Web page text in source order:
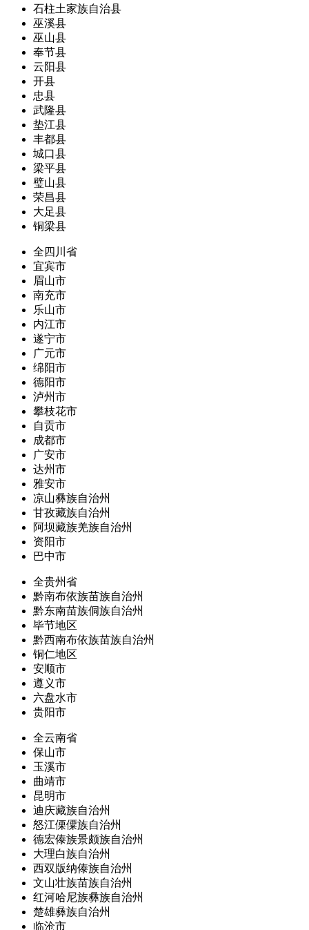
石柱土家族自治县
巫溪县
巫山县
奉节县
云阳县
开县
忠县
武隆县
垫江县
丰都县
城口县
梁平县
璧山县
荣昌县
大足县
铜梁县
全四川省
宜宾市
眉山市
南充市
乐山市
内江市
遂宁市
广元市
绵阳市
德阳市
泸州市
攀枝花市
自贡市
成都市
广安市
达州市
雅安市
凉山彝族自治州
甘孜藏族自治州
阿坝藏族羌族自治州
资阳市
巴中市
全贵州省
黔南布依族苗族自治州
黔东南苗族侗族自治州
毕节地区
黔西南布依族苗族自治州
铜仁地区
安顺市
遵义市
六盘水市
贵阳市
全云南省
保山市
玉溪市
曲靖市
昆明市
迪庆藏族自治州
怒江傈僳族自治州
德宏傣族景颇族自治州
大理白族自治州
西双版纳傣族自治州
文山壮族苗族自治州
红河哈尼族彝族自治州
楚雄彝族自治州
临沧市